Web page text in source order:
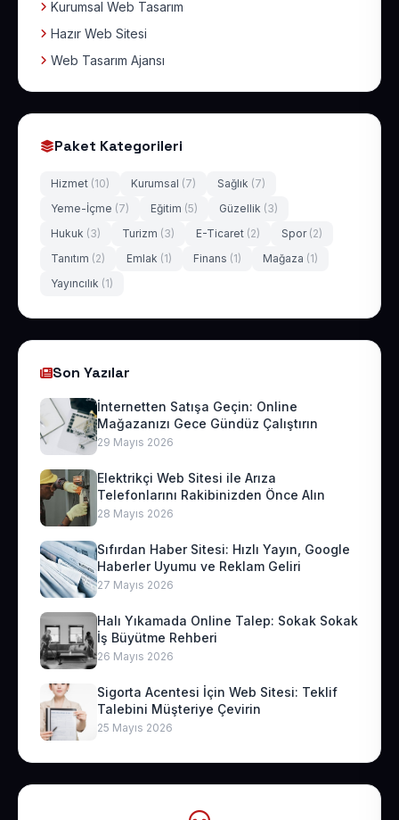
Kurumsal Web Tasarım
Hazır Web Sitesi
Web Tasarım Ajansı
Paket Kategorileri
Hizmet (10) Kurumsal (7) Sağlık (7)
Yeme-İçme (7) Eğitim (5) Güzellik (3)
Hukuk (3) Turizm (3) E-Ticaret (2) Spor (2)
Tanıtım (2) Emlak (1) Finans (1) Mağaza (1)
Yayıncılık (1)
Son Yazılar
İnternetten Satışa Geçin: Online
Mağazanızı Gece Gündüz Çalıştırın
29 Mayıs 2026
Elektrikçi Web Sitesi ile Arıza
Telefonlarını Rakibinizden Önce Alın
28 Mayıs 2026
Sıfırdan Haber Sitesi: Hızlı Yayın, Google
Haberler Uyumu ve Reklam Geliri
27 Mayıs 2026
Halı Yıkamada Online Talep: Sokak Sokak
İş Büyütme Rehberi
26 Mayıs 2026
Sigorta Acentesi İçin Web Sitesi: Teklif
Talebini Müşteriye Çevirin
25 Mayıs 2026